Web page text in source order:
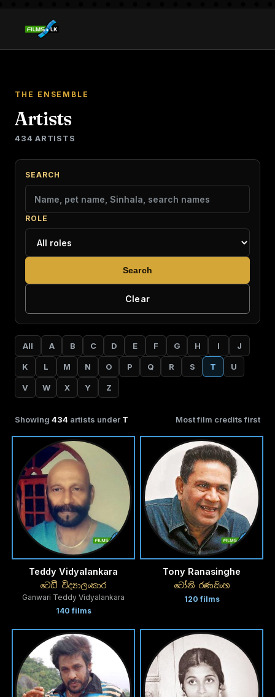
THE ENSEMBLE
Artists
434 ARTISTS
SEARCH
ROLE
Search
Clear
All A B C D E F G H I J
K L M N O P Q R S T U
V W X Y Z
Showing 434 artists under T Most film credits first
Teddy Vidyalankara
ටෙඩී විද්‍යාලංකාර
Ganwari Teddy Vidyalankara
140 films
Tony Ranasinghe
ටෝනි රණසිංහ
120 films